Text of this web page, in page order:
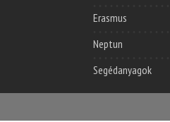
Erasmus
Neptun
Segédanyagok